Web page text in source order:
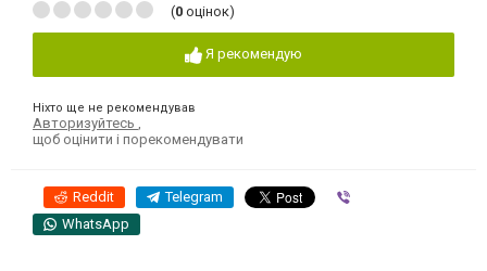
(0 оцінок)
Я рекомендую
Ніхто ще не рекомендував
Авторизуйтесь
щоб оцінити і порекомендувати
Reddit Telegram
WhatsApp